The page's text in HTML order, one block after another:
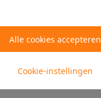
Alle cookies accepteren
Cookie-instellingen